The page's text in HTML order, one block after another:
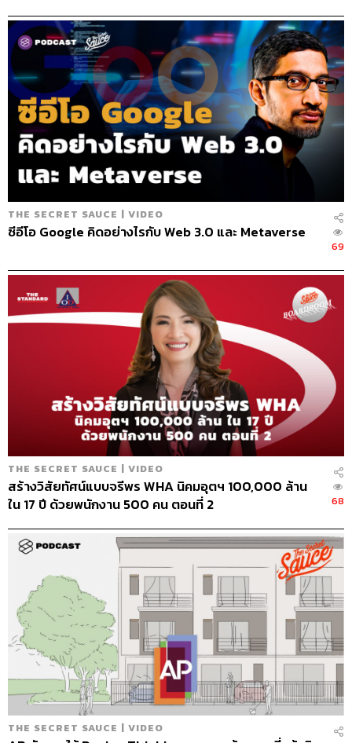
43
ABOUT THE HOST
นครินทร์ วนกิจไพบูลย์
STANDARD วิทยากรด้านสื่อและการทำคอน
เทนต์ออนไลน์
THE SECRET SAUCE | VIDEO
ซีอีโอ Google คิดอย่างไรกับ Web 3.0 และ Metaverse
69
THE SECRET SAUCE | VIDEO
สร้างวิสัยทัศน์แบบจรีพร WHA นิคมอุตฯ 100,000 ล้าน
ใน 17 ปี ด้วยพนักงาน 500 คน ตอนที่ 2
68
THE SECRET SAUCE | VIDEO